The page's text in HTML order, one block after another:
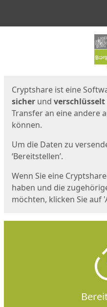
Cryptshare ist eine
sicher und verschlüsselt
Transfer an eine andere
können.
Um die Daten zu
‘Bereitstellen’.
Wenn Sie eine
haben und die
möchten, klicken Sie auf